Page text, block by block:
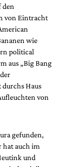
den
von Eintracht
wie
political
aus „Big Bang
Haus
von
gefunden,
hat auch im
und